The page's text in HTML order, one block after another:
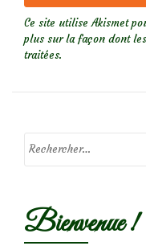
Ce site utilise Akismet
plus sur la façon dont
traitées.
Bienvenue !